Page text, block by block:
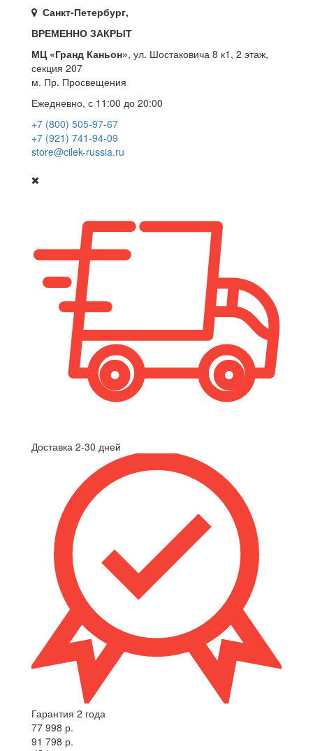
Санкт-Петербург,
ВРЕМЕННО ЗАКРЫТ
МЦ «Гранд Каньон», ул. Шостаковича 8 к1, 2 этаж,
секция 207
м. Пр. Просвещения
Ежедневно, с 11:00 до 20:00
+7 (800) 505-97-67
+7 (921) 741-94-09
store@cilek-russia.ru
Доставка 2-30 дней
Гарантия 2 года
77 998 р.
91 798 р.